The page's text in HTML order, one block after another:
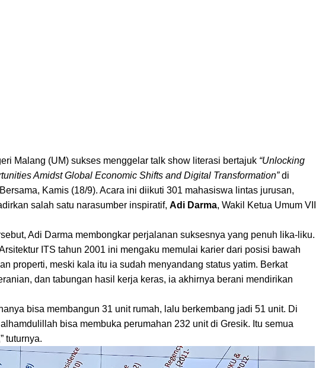
Malang (UM) sukses menggelar talk show literasi bertajuk “Unlocking
Amidst Global Economic Shifts and Digital Transformation”di
Kamis (18/9). Acara ini diikuti 301 mahasiswa lintas jurusan,
salah satu narasumber inspiratif, Adi Darma, Wakil Ketua Umum VII
Adi Darma membongkar perjalanan suksesnya yang penuh lika-liku.
ITS tahun 2001 ini mengaku memulai karier dari posisi bawah
properti, meski kala itu ia sudah menyandang status yatim. Berkat
dan tabungan hasil kerja keras, ia akhirnya berani mendirikan
bisa membangun 31 unit rumah, lalu berkembang jadi 51 unit. Di
bisa membuka perumahan 232 unit di Gresik. Itu semua
tuturnya.